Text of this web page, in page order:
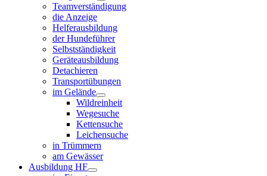
Teamverständigung
die Anzeige
Helferausbildung
der Hundeführer
Selbstständigkeit
Geräteausbildung
Detachieren
Transportübungen
im Gelände
Wildreinheit
Wegesuche
Kettensuche
Leichensuche
in Trümmern
am Gewässer
Ausbildung HF